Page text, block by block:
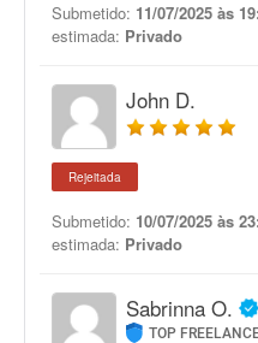
Submetido: 11/07/2025 às
estimada: Privado
John D.
Rejeitada
Submetido: 10/07/2025 às
estimada: Privado
Sabrinna O.
TOP